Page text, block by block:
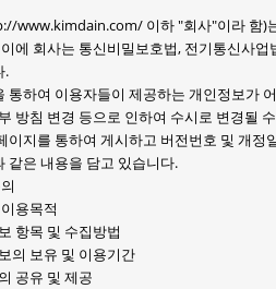
www.kimdain.com/ 이하 "회사"이라 함)
에 회사는 통신비밀보호법, 전기통신사
.
통하여 이용자들이 제공하는 개인정보가
방침 변경 등으로 인하여 수시로 변경될
이지를 통하여 게시하고 버전번호 및 개
같은 내용을 담고 있습니다.
용목적
항목 및 수집방법
의 보유 및 이용기간
공유 및 제공